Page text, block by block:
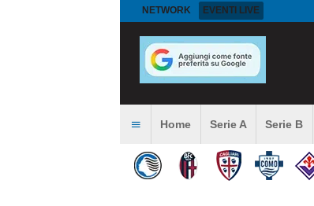
NETWORK EVENTI LIVE
Home Serie A Serie B